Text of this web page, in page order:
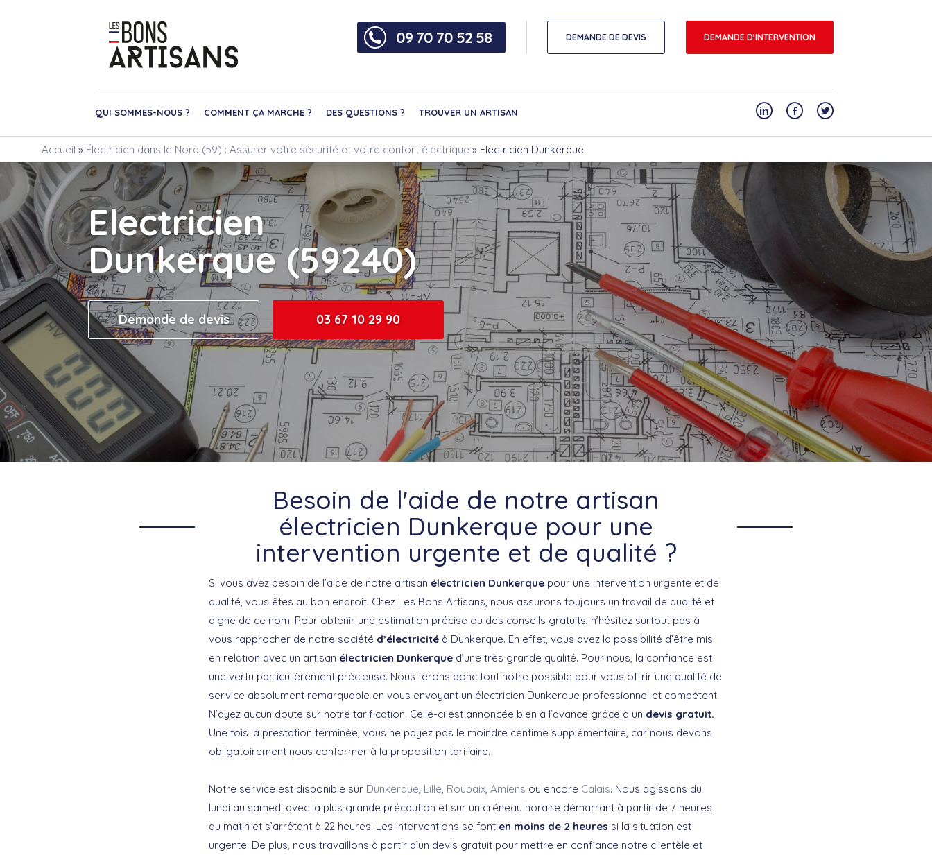
09 70 70 52 58 DEMANDE DE DEVIS DEMANDE D'INTERVENTION
QUI SOMMES-NOUS ? COMMENT ÇA MARCHE ? DES QUESTIONS ? TROUVER UN ARTISAN
Accueil » Électricien dans le Nord (59) : Assurer votre sécurité et votre confort électrique » Electricien Dunkerque
Electricien
Dunkerque (59240)
Demande de devis 03 67 10 29 90
Besoin de l'aide de notre artisan
électricien Dunkerque pour une
intervention urgente et de qualité ?
Si vous avez besoin de l’aide de notre artisan électricien Dunkerque pour une intervention urgente et de
qualité, vous êtes au bon endroit. Chez Les Bons Artisans, nous assurons toujours un travail de qualité et
digne de ce nom. Pour obtenir une estimation précise ou des conseils gratuits, n’hésitez surtout pas à
vous rapprocher de notre société d’électricité à Dunkerque. En effet, vous avez la possibilité d’être mis
en relation avec un artisan électricien Dunkerque d’une très grande qualité. Pour nous, la confiance est
une vertu particulièrement précieuse. Nous ferons donc tout notre possible pour vous offrir une qualité de
service absolument remarquable en vous envoyant un électricien Dunkerque professionnel et compétent.
N’ayez aucun doute sur notre tarification. Celle-ci est annoncée bien à l’avance grâce à un devis gratuit.
Une fois la prestation terminée, vous ne payez pas le moindre centime supplémentaire, car nous devons
obligatoirement nous conformer à la proposition tarifaire.
Notre service est disponible sur Dunkerque, Lille, Roubaix, Amiens ou encore Calais. Nous agissons du
lundi au samedi avec la plus grande précaution et sur un créneau horaire démarrant à partir de 7 heures
du matin et s’arrêtant à 22 heures. Les interventions se font en moins de 2 heures si la situation est
urgente. De plus, nous travaillons à partir d’un devis gratuit pour mettre en confiance notre clientèle et